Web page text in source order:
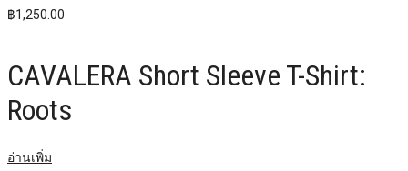
฿1,250.00
CAVALERA Short Sleeve T-Shirt:
Roots
อ่านเพิ่ม